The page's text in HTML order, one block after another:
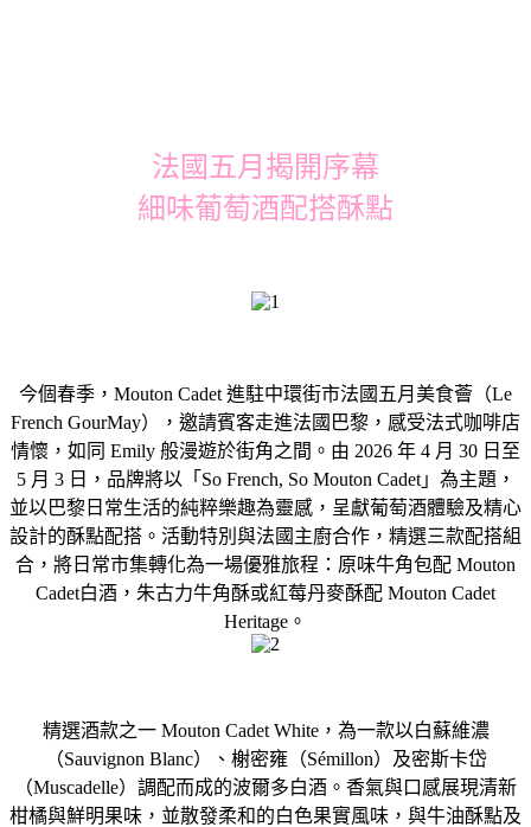
法國五月揭開序幕
細味葡萄酒配搭酥點
今個春季，Mouton Cadet 進駐中環街市法國五月美食薈（Le
French GourMay），邀請賓客走進法國巴黎，感受法式咖啡店
情懷，如同 Emily 般漫遊於街角之間。由 2026 年 4 月 30 日至
5 月 3 日，品牌將以「So French, So Mouton Cadet」為主題，
並以巴黎日常生活的純粹樂趣為靈感，呈獻葡萄酒體驗及精心
設計的酥點配搭。活動特別與法國主廚合作，精選三款配搭組
合，將日常市集轉化為一場優雅旅程：原味牛角包配 Mouton
Cadet白酒，朱古力牛角酥或紅莓丹麥酥配 Mouton Cadet
Heritage。
精選酒款之一 Mouton Cadet White，為一款以白蘇維濃
（Sauvignon Blanc）、榭密雍（Sémillon）及密斯卡岱
（Muscadelle）調配而成的波爾多白酒。香氣與口感展現清新
柑橘與鮮明果味，並散發柔和的白色果實風味，與牛油酥點及